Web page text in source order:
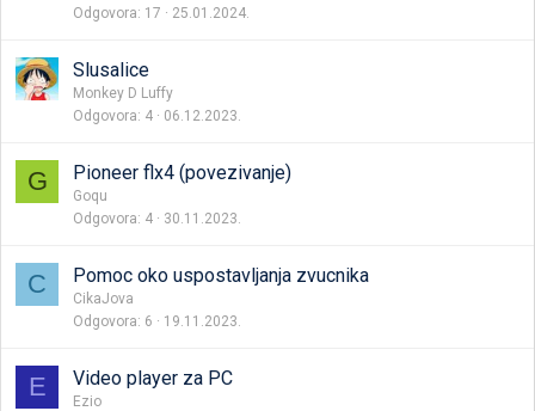
Odgovora 17 25.01.2024.
Slusalice
Monkey D Luffy
Odgovora 4 06.12.2023.
G Pioneer flx4 (povezivanje)
Goqu
Odgovora 4 30.11.2023.
C Pomoc oko uspostavljanja zvucnika
CikaJova
Odgovora 6 19.11.2023.
E Video player za PC
Ezio